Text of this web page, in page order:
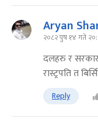
Aryan
२०८२ पुष १४ गते
दलहरु र
रास्ट्रपति त
Reply